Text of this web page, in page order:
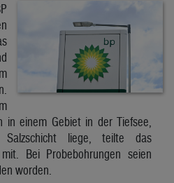
in einem Gebiet in der Tiefsee,
liege, teilte das
Bei Probebohrungen seien
worden.